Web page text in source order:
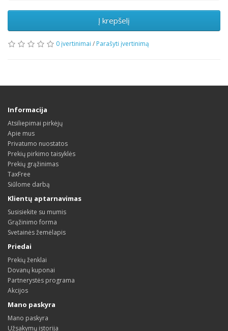
Į krepšelį
0 įvertinimai / Parašyti įvertinimą
Informacija
Atsiliepimai pirkėjų
Apie mus
Privatumo nuostatos
Prekių pirkimo taisyklės
Prekių grąžinimas
TaxFree
Siūlome darbą
Klientų aptarnavimas
Susisiekite su mumis
Grąžinimo forma
Svetainės žemėlapis
Priedai
Prekių ženklai
Dovanų kuponai
Partnerystės programa
Akcijos
Mano paskyra
Mano paskyra
Užsakymų istorija